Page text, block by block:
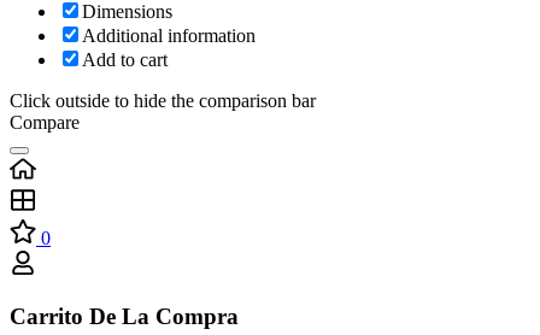
Dimensions
Additional information
Add to cart
Click outside to hide the comparison bar
Compare
0
Carrito De La Compra